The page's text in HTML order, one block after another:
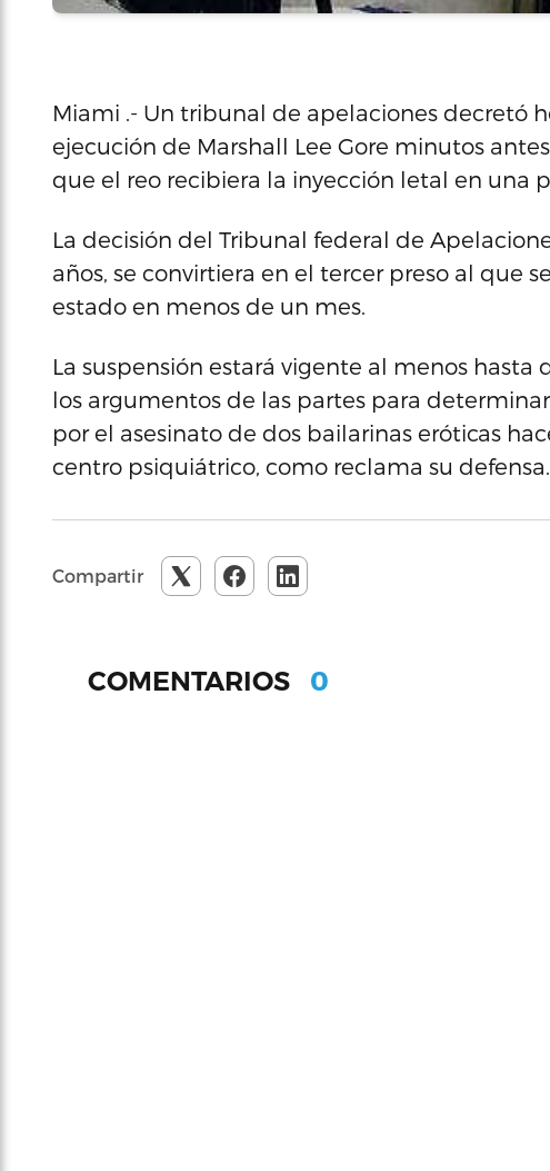
Miami .- Un tribunal de apelaciones decretó
ejecución de Marshall Lee Gore minutos
que el reo recibiera la inyección letal en una
La decisión del Tribunal federal de
años, se convirtiera en el tercer preso al que
estado en menos de un mes.
La suspensión estará vigente al menos
los argumentos de las partes para
por el asesinato de dos bailarinas eróticas
centro psiquiátrico, como reclama su defensa.
Compartir
COMENTARIOS 0